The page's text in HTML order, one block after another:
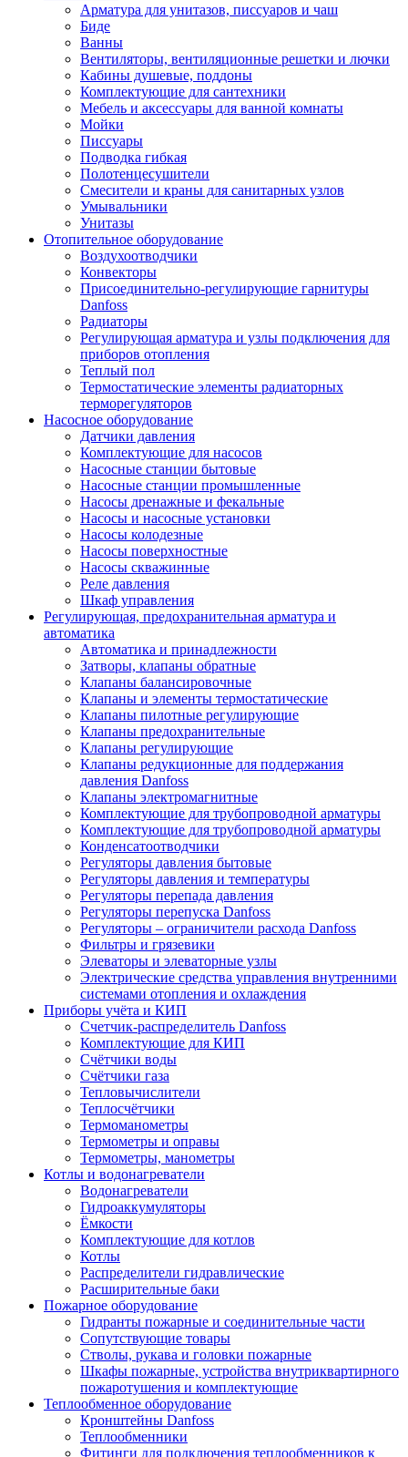
Арматура для унитазов, писсуаров и чаш
Биде
Ванны
Вентиляторы, вентиляционные решетки и лючки
Кабины душевые, поддоны
Комплектующие для сантехники
Мебель и аксессуары для ванной комнаты
Мойки
Писсуары
Подводка гибкая
Полотенцесушители
Смесители и краны для санитарных узлов
Умывальники
Унитазы
Отопительное оборудование
Воздухоотводчики
Конвекторы
Присоединительно-регулирующие гарнитуры
Danfoss
Радиаторы
Регулирующая арматура и узлы подключения для
приборов отопления
Теплый пол
Термостатические элементы радиаторных
терморегуляторов
Насосное оборудование
Датчики давления
Комплектующие для насосов
Насосные станции бытовые
Насосные станции промышленные
Насосы дренажные и фекальные
Насосы и насосные установки
Насосы колодезные
Насосы поверхностные
Насосы скважинные
Реле давления
Шкаф управления
Регулирующая, предохранительная арматура и
автоматика
Автоматика и принадлежности
Затворы, клапаны обратные
Клапаны балансировочные
Клапаны и элементы термостатические
Клапаны пилотные регулирующие
Клапаны предохранительные
Клапаны регулирующие
Клапаны редукционные для поддержания
давления Danfoss
Клапаны электромагнитные
Комплектующие для трубопроводной арматуры
Комплектующие для трубопроводной арматуры
Конденсатоотводчики
Регуляторы давления бытовые
Регуляторы давления и температуры
Регуляторы перепада давления
Регуляторы перепуска Danfoss
Регуляторы – ограничители расхода Danfoss
Фильтры и грязевики
Элеваторы и элеваторные узлы
Электрические средства управления внутренними
системами отопления и охлаждения
Приборы учёта и КИП
Cчетчик-распределитель Danfoss
Комплектующие для КИП
Счётчики воды
Счётчики газа
Тепловычислители
Теплосчётчики
Термоманометры
Термометры и оправы
Термометры, манометры
Котлы и водонагреватели
Водонагреватели
Гидроаккумуляторы
Ёмкости
Комплектующие для котлов
Котлы
Распределители гидравлические
Расширительные баки
Пожарное оборудование
Гидранты пожарные и соединительные части
Сопутствующие товары
Стволы, рукава и головки пожарные
Шкафы пожарные, устройства внутриквартирного
пожаротушения и комплектующие
Теплообменное оборудование
Кронштейны Danfoss
Теплообменники
Фитинги для подключения теплообменников к